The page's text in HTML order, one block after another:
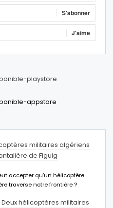
S'abonner
J'aime
militaires algériens
de Figuig
accepter qu’un hélicoptère
traverse notre frontière ?
Deux hélicoptères militaires